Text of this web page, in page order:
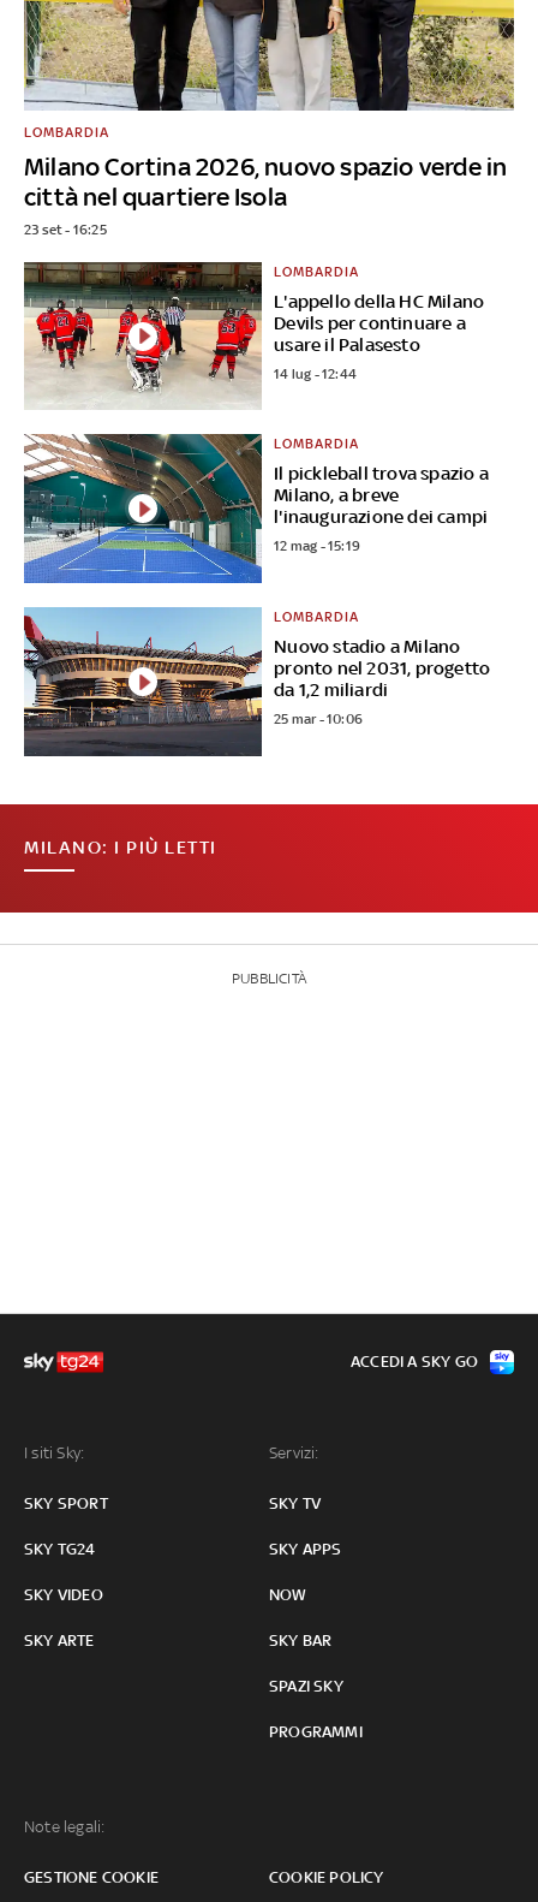
Milano Cortina 2026, nuovo spazio verde in
città nel quartiere Isola
LOMBARDIA
23 set - 16:25
L'appello della HC Milano
Devils per continuare a
usare il Palasesto
LOMBARDIA
14 lug - 12:44
Il pickleball trova spazio a
Milano, a breve
l'inaugurazione dei campi
LOMBARDIA
12 mag - 15:19
Nuovo stadio a Milano
pronto nel 2031, progetto
da 1,2 miliardi
LOMBARDIA
25 mar - 10:06
MILANO: I PIÙ LETTI
PUBBLICITÀ
I siti Sky:
SKY SPORT
SKY TG24
SKY VIDEO
SKY ARTE
Servizi:
SKY TV
SKY APPS
NOW
SKY BAR
SPAZI SKY
PROGRAMMI
Note legali:
GESTIONE COOKIE COOKIE POLICY
ACCEDI A SKY GO